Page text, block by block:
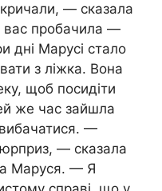
кричали, — сказала
вас пробачила —
дні Марусі стало
з ліжка. Вона
щоб посидіти
же час зайшла
—
— сказала
Маруся. — Я